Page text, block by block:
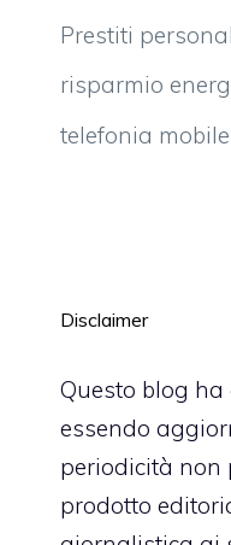
Prestiti
risparmio
telefonia mobile
Disclaimer
Questo blog
essendo
periodicità non
prodotto